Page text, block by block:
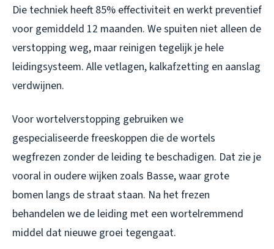
Die techniek heeft 85% effectiviteit en werkt preventief
voor gemiddeld 12 maanden. We spuiten niet alleen de
verstopping weg, maar reinigen tegelijk je hele
leidingsysteem. Alle vetlagen, kalkafzetting en aanslag
verdwijnen.
Voor wortelverstopping gebruiken we
gespecialiseerde freeskoppen die de wortels
wegfrezen zonder de leiding te beschadigen. Dat zie je
vooral in oudere wijken zoals Basse, waar grote
bomen langs de straat staan. Na het frezen
behandelen we de leiding met een wortelremmend
middel dat nieuwe groei tegengaat.